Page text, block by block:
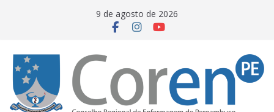
9 de agosto de 2026